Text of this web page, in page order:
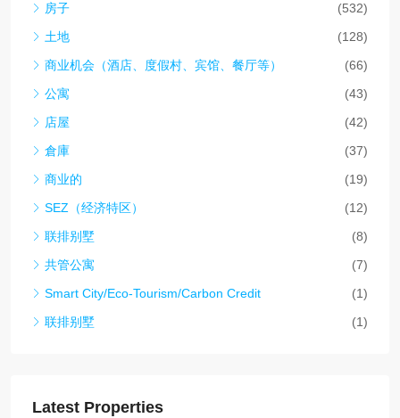
房子
(532)
土地
(128)
商业机会（酒店、度假村、宾馆、餐厅等）
(66)
公寓
(43)
店屋
(42)
倉庫
(37)
商业的
(19)
SEZ（经济特区）
(12)
联排别墅
(8)
共管公寓
(7)
Smart City/Eco-Tourism/Carbon Credit
(1)
联排别墅
(1)
Latest Properties